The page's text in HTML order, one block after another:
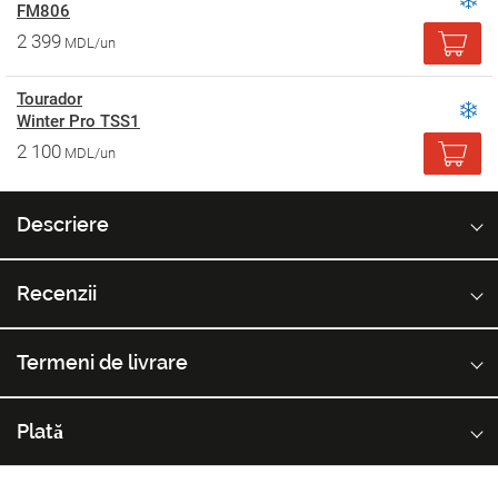
FM806
2 399 MDL/un
Tourador
Winter Pro TSS1
2 100 MDL/un
Descriere
Recenzii
Termeni de livrare
Plată